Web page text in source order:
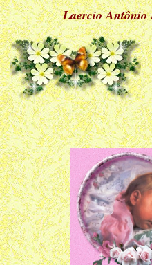
Laercio Antônio